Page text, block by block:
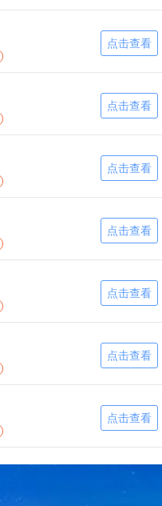
点击查看
点击查看
点击查看
点击查看
点击查看
点击查看
点击查看